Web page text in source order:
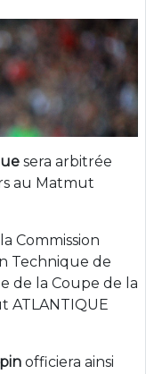
sera arbitrée
au Matmut
Commission
Technique de
de la Coupe de la
ATLANTIQUE
officiera ainsi